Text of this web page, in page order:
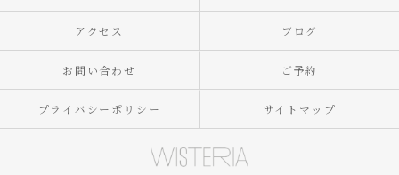
アクセス ブログ
お問い合わせ ご予約
プライバシーポリシー サイトマップ